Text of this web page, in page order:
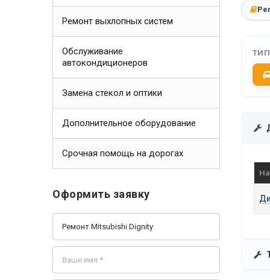
Ремонт выхлопных систем
Обслуживание
автокондиционеров
Замена стекол и оптики
Дополнительное оборудование
Срочная помощь на дорогах
Оформить заявку